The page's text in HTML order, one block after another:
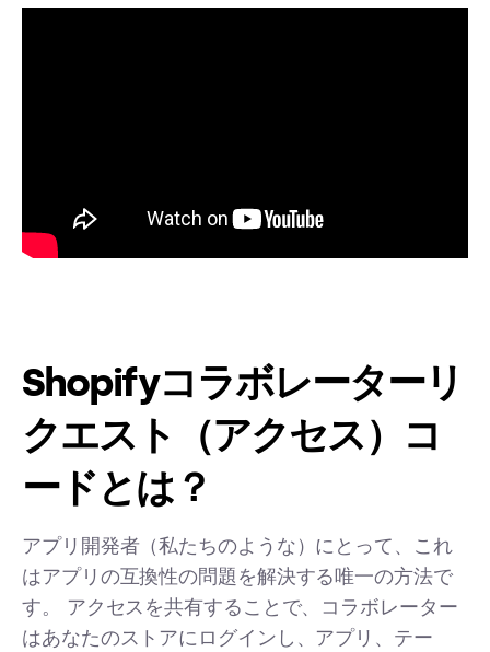
Shopifyコラボレーターリ
クエスト（アクセス）コ
ードとは？
アプリ開発者（私たちのような）にとって、これ
はアプリの互換性の問題を解決する唯一の方法で
す。 アクセスを共有することで、コラボレーター
はあなたのストアにログインし、アプリ、テー